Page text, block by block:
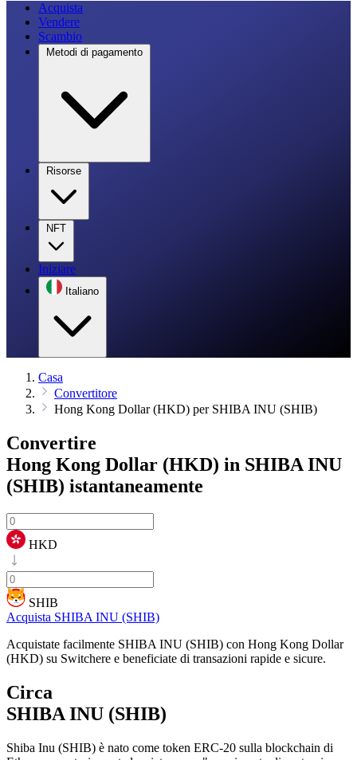
Acquista
Vendere
Scambio
Metodi di pagamento
Risorse
NFT
Iniziare
Italiano
Casa
Convertitore
Hong Kong Dollar (HKD) per SHIBA INU (SHIB)
Convertire
Hong Kong Dollar (HKD) in SHIBA INU
(SHIB) istantaneamente
HKD
SHIB
Acquista SHIBA INU (SHIB)
Acquistate facilmente SHIBA INU (SHIB) con Hong Kong Dollar
(HKD) su Switchere e beneficiate di transazioni rapide e sicure.
Circa
SHIBA INU (SHIB)
Shiba Inu (SHIB) è nato come token ERC-20 sulla blockchain di